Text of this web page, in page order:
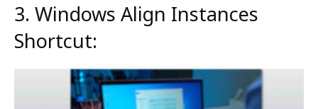
3. Windows Align Instances
Shortcut: